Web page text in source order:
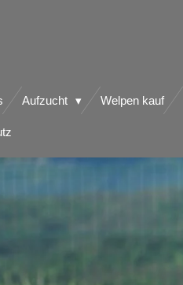
Aufzucht Welpen kauf